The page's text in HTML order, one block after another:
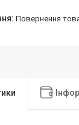
повернення